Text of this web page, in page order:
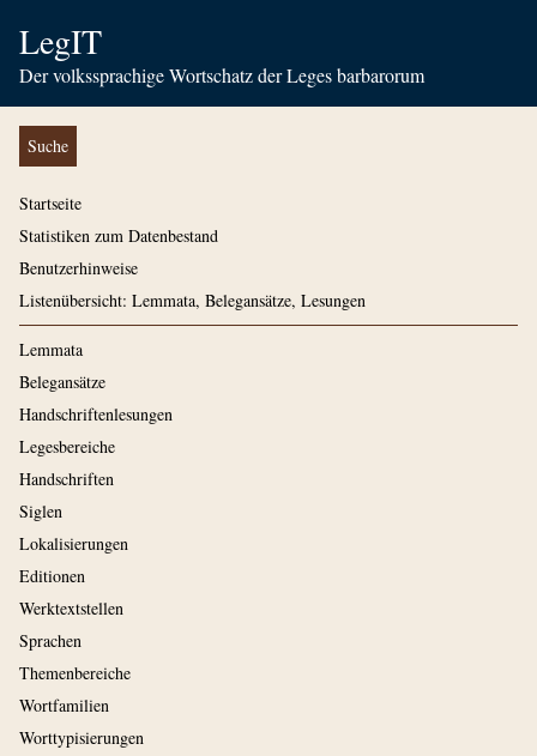
LegIT
Der volkssprachige Wortschatz der Leges barbarorum
Suche
Startseite
Statistiken zum Datenbestand
Benutzerhinweise
Listenübersicht: Lemmata, Belegansätze, Lesungen
Lemmata
Belegansätze
Handschriftenlesungen
Legesbereiche
Handschriften
Siglen
Lokalisierungen
Editionen
Werktextstellen
Sprachen
Themenbereiche
Wortfamilien
Worttypisierungen